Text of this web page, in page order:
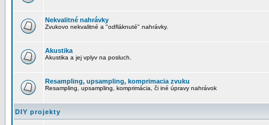
Nekvalitné nahrávky
Zvukovo nekvalitné a "odfláknuté" nahrávky.
Akustika
Akustika a jej vplyv na posluch.
Resampling, upsampling, komprimacia zvuku
Resampling, upsampling, komprimácia, či iné úpravy nahrávok
DIY projekty